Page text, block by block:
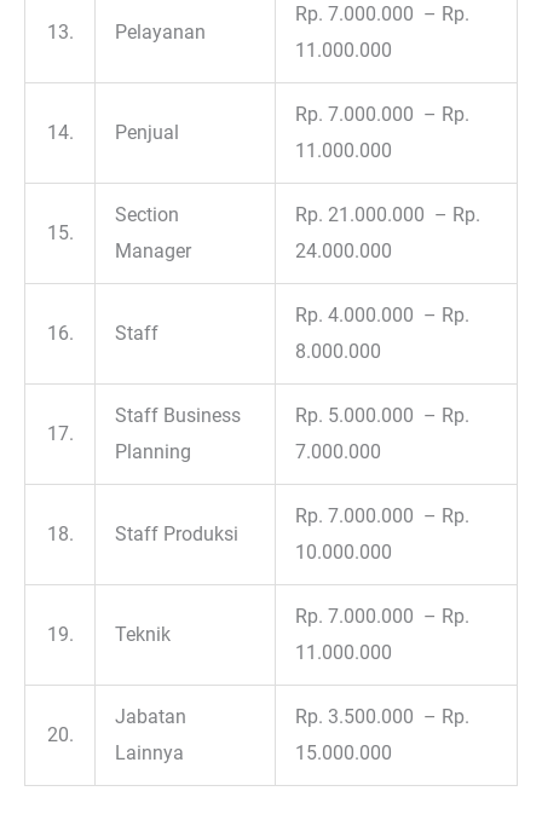
13. Pelayanan
Rp. 7.000.000 – Rp.
11.000.000
14. Penjual
Rp. 7.000.000 – Rp.
11.000.000
15.
Section
Manager
Rp. 21.000.000 – Rp.
24.000.000
16. Staff
Rp. 4.000.000 – Rp.
8.000.000
17.
Staff Business
Planning
Rp. 5.000.000 – Rp.
7.000.000
18. Staff Produksi
Rp. 7.000.000 – Rp.
10.000.000
19. Teknik
Rp. 7.000.000 – Rp.
11.000.000
20.
Jabatan
Lainnya
Rp. 3.500.000 – Rp.
15.000.000